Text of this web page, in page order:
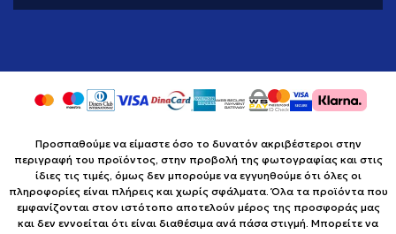
Προσπαθούμε να είμαστε όσο το δυνατόν ακριβέστεροι στην
περιγραφή του προϊόντος, στην προβολή της φωτογραφίας και στις
ίδιες τις τιμές, όμως δεν μπορούμε να εγγυηθούμε ότι όλες οι
πληροφορίες είναι πλήρεις και χωρίς σφάλματα. Όλα τα προϊόντα που
εμφανίζονται στον ιστότοπο αποτελούν μέρος της προσφοράς μας
και δεν εννοείται ότι είναι διαθέσιμα ανά πάσα στιγμή. Μπορείτε να